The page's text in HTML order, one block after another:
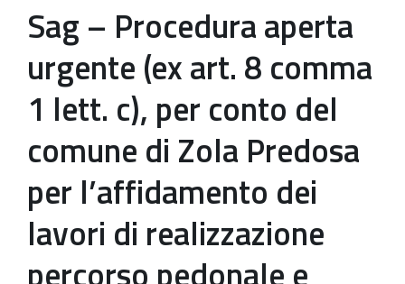
Sag – Procedura aperta
urgente (ex art. 8 comma
1 lett. c), per conto del
comune di Zola Predosa
per l’affidamento dei
lavori di realizzazione